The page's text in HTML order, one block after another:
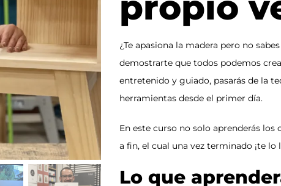
¿Te apasiona la madera pero no
demostrarte que todos podemos
entretenido y guiado, pasarás de la
herramientas desde el primer día.
En este curso no solo aprenderás
a fin, el cual una vez terminado ¡te lo
Lo que